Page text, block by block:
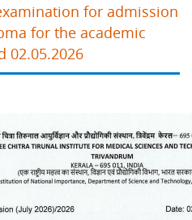
for admission
for the academic
02.05.2026